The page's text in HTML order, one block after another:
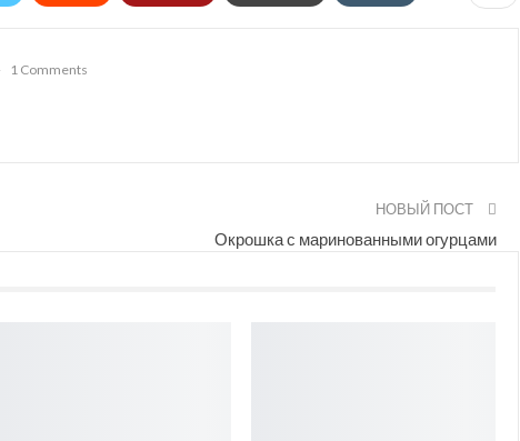
1 Comments
НОВЫЙ ПОСТ
Окрошка с маринованными огурцами